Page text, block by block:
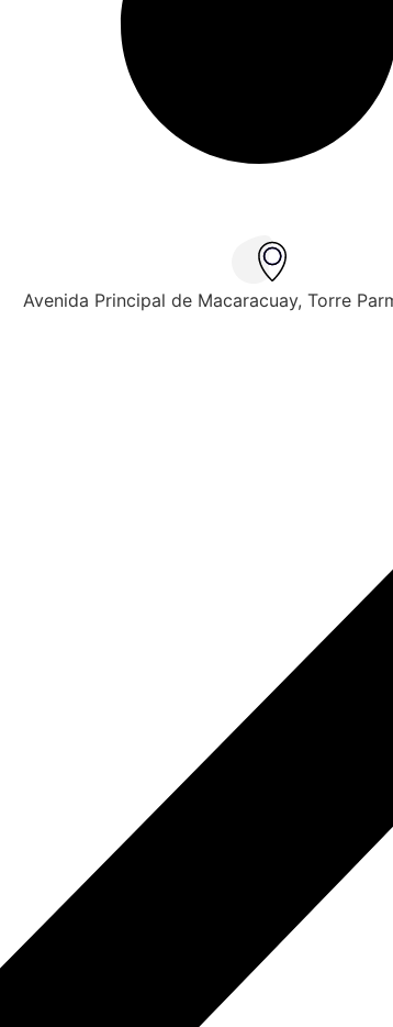
Avenida Principal de Macaracuay, Torre